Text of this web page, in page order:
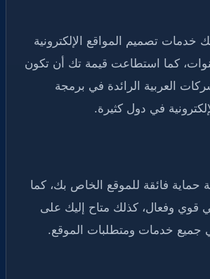
خدمات تصميم المواقع الإلكترونية
أكثر من 10 سنوات، كما استطاعت قيمة تك أن تكون
العربية الرائدة في برمجة
في دول كثيرة.
فائقة للموقع الخاص بك، كما
قوي وفعال، كذلك متاح إليك على
جميع خدمات ومتطلبات الموقع.